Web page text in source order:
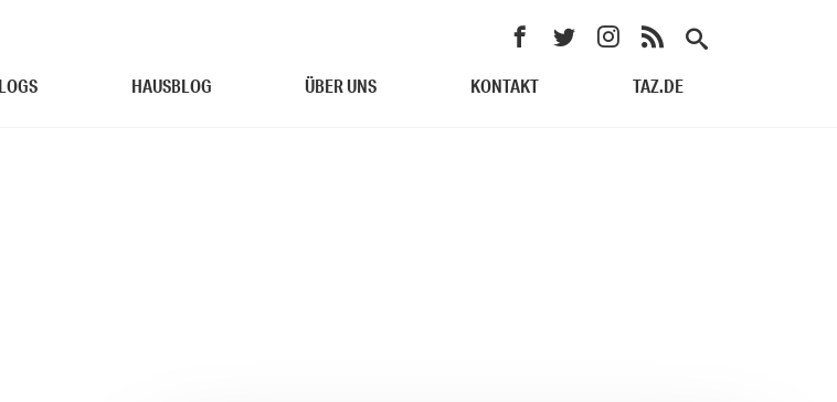
HAUSBLOG ÜBER UNS KONTAKT TAZ.DE